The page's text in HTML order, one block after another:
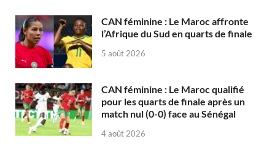
CAN féminine : Le Maroc affronte
l’Afrique du Sud en quarts de finale
5 août 2026
CAN féminine : Le Maroc qualifié
pour les quarts de finale après un
match nul (0-0) face au Sénégal
4 août 2026